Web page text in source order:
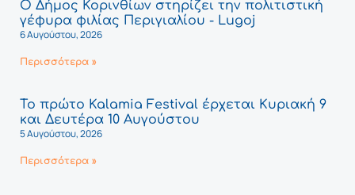
Ο Δήμος Κορινθίων στηρίζει την πολιτιστική
γέφυρα φιλίας Περιγιαλίου - Lugoj
6 Αυγούστου, 2026
Περισσότερα »
Το πρώτο Kalamia Festival έρχεται Κυριακή 9
και Δευτέρα 10 Αυγούστου
5 Αυγούστου, 2026
Περισσότερα »